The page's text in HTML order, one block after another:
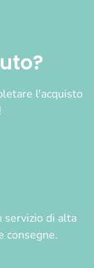
l'acquisto
!
servizio di alta
consegne.